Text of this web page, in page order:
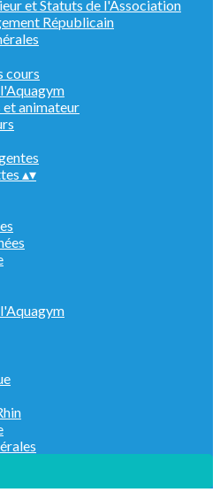
et Statuts de l'Association
Républicain
cours
animateur
▴▾